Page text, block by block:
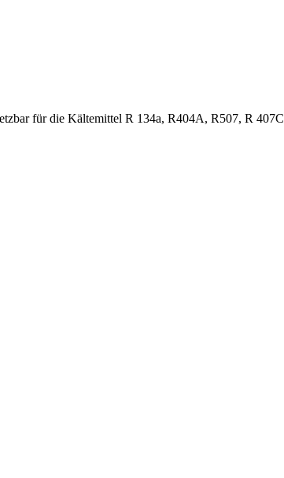
für die Kältemittel R 134a, R404A, R507, R 407C